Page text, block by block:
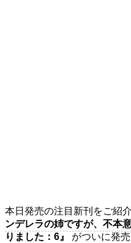
本日発売の注目新刊をご紹
ンデレラの姉ですが、不本
りました：6』
がついに発